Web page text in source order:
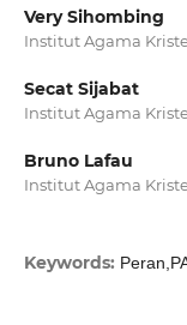
Very Sihombing
Institut Agama
Secat Sijabat
Institut Agama
Bruno Lafau
Institut Agama
Keywords: